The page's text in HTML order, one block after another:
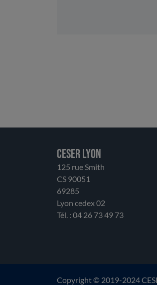
économique et social
financement, autant
conditionnent son
secteurs assurent des
publique en
ce qui rend
solutions durables.
CESER LYON
125 rue Smith
CS 90051
69285
Lyon cedex 02
Tél. : 04 26 73 49 73
Copyright © 2019-2024